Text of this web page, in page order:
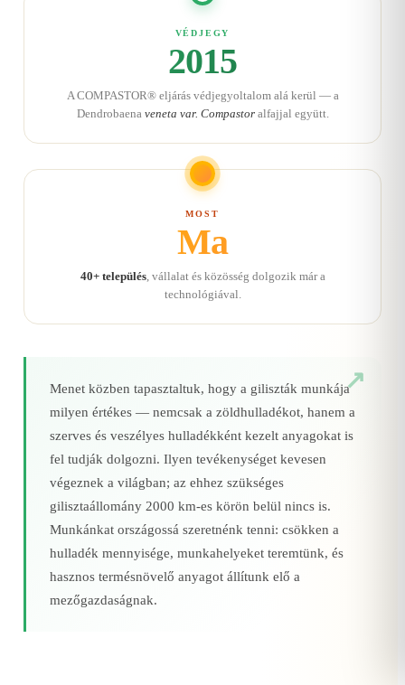
VÉDJEGY
2015
A COMPASTOR® eljárás védjegyoltalom alá kerül — a
Dendrobaena veneta var. Compastoralfajjal együtt.
MOST
Ma
40+ település, vállalat és közösség dolgozik már a
technológiával.
Menet közben tapasztaltuk, hogy a giliszták munkája
milyen értékes — nemcsak a zöldhulladékot, hanem a
szerves és veszélyes hulladékként kezelt anyagokat is
fel tudják dolgozni. Ilyen tevékenységet kevesen
végeznek a világban; az ehhez szükséges
gilisztaállomány 2000 km‑es körön belül nincs is.
Munkánkat országossá szeretnénk tenni: csökken a
hulladék mennyisége, munkahelyeket teremtünk, és
hasznos termésnövelő anyagot állítunk elő a
mezőgazdaságnak.